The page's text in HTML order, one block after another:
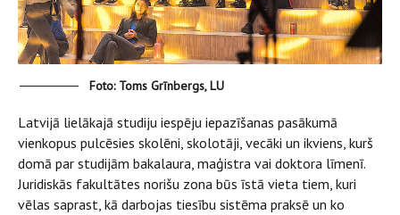
Foto: Toms Grīnbergs, LU
Latvijā lielākajā studiju iespēju iepazīšanas pasākumā
vienkopus pulcēsies skolēni, skolotāji, vecāki un ikviens, kurš
domā par studijām bakalaura, maģistra vai doktora līmenī.
Juridiskās fakultātes norišu zona būs īstā vieta tiem, kuri
vēlas saprast, kā darbojas tiesību sistēma praksē un ko